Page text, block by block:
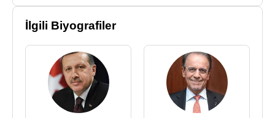
Yürütme Kurulu Üyeliği yapmıştır.
HalihazırdaSağlık Bakanlığı Koronavirüs Bilim
Kurulu
üyesi olmakla birlikte, 2013 yılından beri
Grip Bilim Kurulu üyesidir.
Prof. Dr. Zeliha Tufan Koçak, evli ve iki çocuk
annesidir.
İlgili Biyografiler